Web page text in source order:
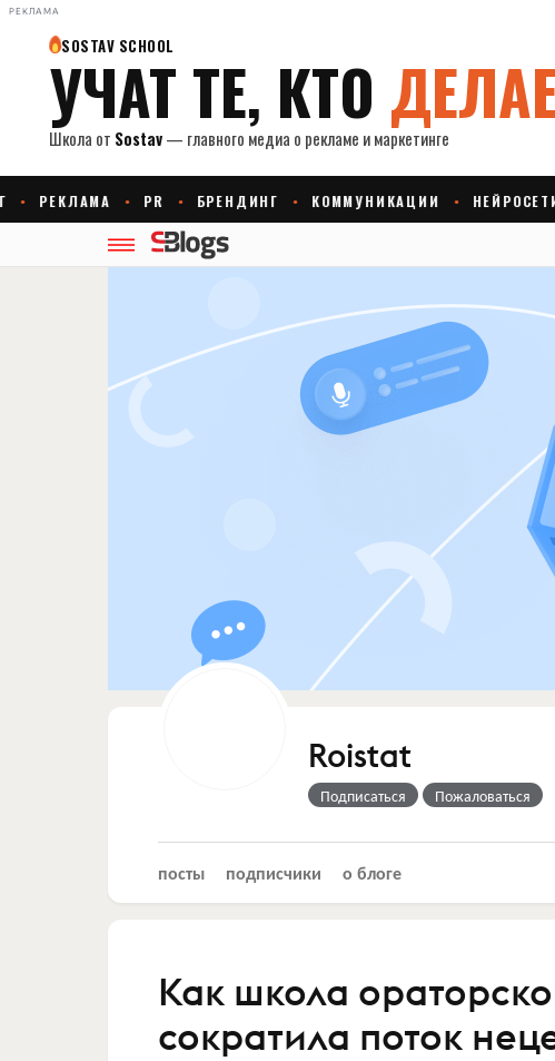
РЕКЛАМА
Roistat
Подписаться Пожаловаться
посты подписчики о блоге
Как школа
сократила поток